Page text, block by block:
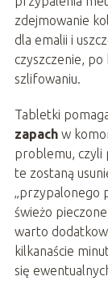
zdejmowanie
dla emalii i
czyszczenie,
szlifowaniu.
Tabletki
zapachw
problemu, czyli
te zostaną
„przypalonego
świeżo
warto
kilkanaście
się